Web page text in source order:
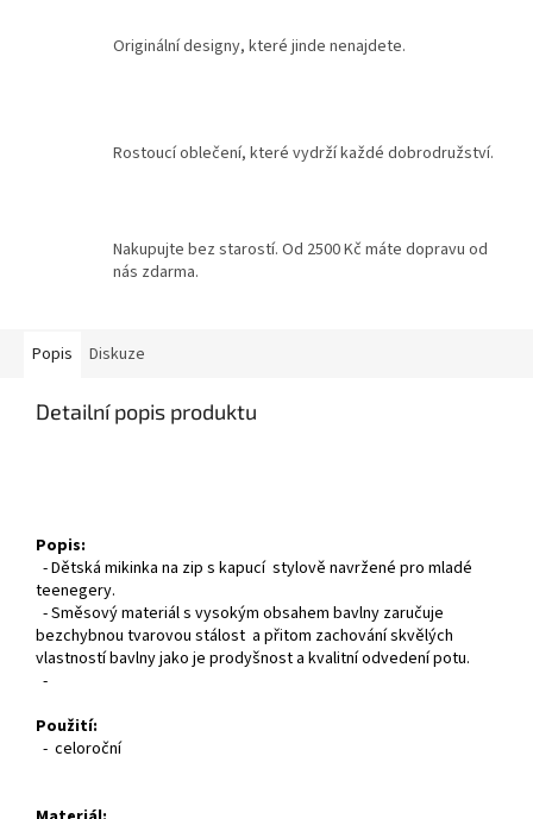
Originální designy, které jinde nenajdete.
Rostoucí oblečení, které vydrží každé dobrodružství.
Nakupujte bez starostí. Od 2500 Kč máte dopravu od
nás zdarma.
Popis Diskuze
Detailní popis produktu
Popis:
- Dětská mikinka na zip s kapucí stylově navržené pro mladé
teenegery.
- Směsový materiál s vysokým obsahem bavlny zaručuje
bezchybnou tvarovou stálost a přitom zachování skvělých
vlastností bavlny jako je prodyšnost a kvalitní odvedení potu.
-
Použití:
- celoroční